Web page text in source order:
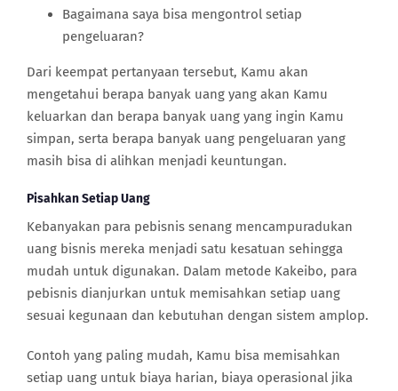
Bagaimana saya bisa mengontrol setiap
pengeluaran?
Dari keempat pertanyaan tersebut, Kamu akan
mengetahui berapa banyak uang yang akan Kamu
keluarkan dan berapa banyak uang yang ingin Kamu
simpan, serta berapa banyak uang pengeluaran yang
masih bisa di alihkan menjadi keuntungan.
Pisahkan Setiap Uang
Kebanyakan para pebisnis senang mencampuradukan
uang bisnis mereka menjadi satu kesatuan sehingga
mudah untuk digunakan. Dalam metode Kakeibo, para
pebisnis dianjurkan untuk memisahkan setiap uang
sesuai kegunaan dan kebutuhan dengan sistem amplop.
Contoh yang paling mudah, Kamu bisa memisahkan
setiap uang untuk biaya harian, biaya operasional jika